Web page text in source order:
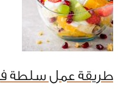
طريقة عمل سلطة